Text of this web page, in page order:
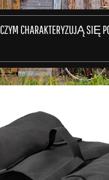
CZYM CHARAKTERYZUJĄ SIĘ